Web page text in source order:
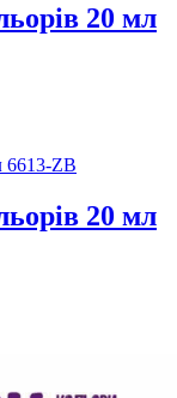
20 мл
20 мл